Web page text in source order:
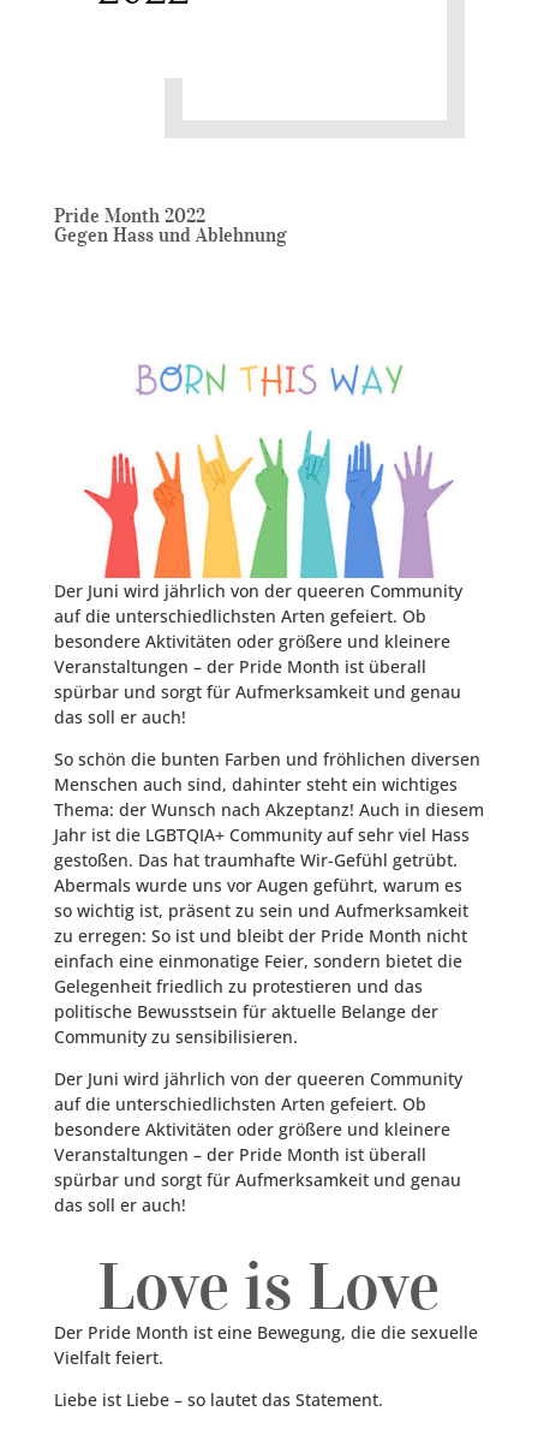
Pride Month 2022
Gegen Hass und Ablehnung
Der Juni wird jährlich von der queeren Community
auf die unterschiedlichsten Arten gefeiert. Ob
besondere Aktivitäten oder größere und kleinere
Veranstaltungen – der Pride Month ist überall
spürbar und sorgt für Aufmerksamkeit und genau
das soll er auch!
So schön die bunten Farben und fröhlichen diversen
Menschen auch sind, dahinter steht ein wichtiges
Thema: der Wunsch nach Akzeptanz! Auch in diesem
Jahr ist die LGBTQIA+ Community auf sehr viel Hass
gestoßen. Das hat traumhafte Wir-Gefühl getrübt.
Abermals wurde uns vor Augen geführt, warum es
so wichtig ist, präsent zu sein und Aufmerksamkeit
zu erregen: So ist und bleibt der Pride Month nicht
einfach eine einmonatige Feier, sondern bietet die
Gelegenheit friedlich zu protestieren und das
politische Bewusstsein für aktuelle Belange der
Community zu sensibilisieren.
Der Juni wird jährlich von der queeren Community
auf die unterschiedlichsten Arten gefeiert. Ob
besondere Aktivitäten oder größere und kleinere
Veranstaltungen – der Pride Month ist überall
spürbar und sorgt für Aufmerksamkeit und genau
das soll er auch!
Love is Love
Der Pride Month ist eine Bewegung, die die sexuelle
Vielfalt feiert.
Liebe ist Liebe – so lautet das Statement.